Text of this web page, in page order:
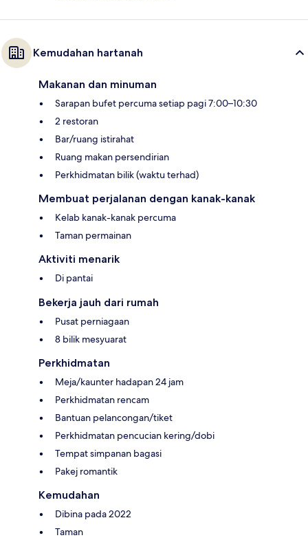
Kemudahan hartanah
Makanan dan minuman
Sarapan bufet percuma setiap pagi 7:00–10:30
2 restoran
Bar/ruang istirahat
Ruang makan persendirian
Perkhidmatan bilik (waktu terhad)
Membuat perjalanan dengan kanak-kanak
Kelab kanak-kanak percuma
Taman permainan
Aktiviti menarik
Di pantai
Bekerja jauh dari rumah
Pusat perniagaan
8 bilik mesyuarat
Perkhidmatan
Meja/kaunter hadapan 24 jam
Perkhidmatan rencam
Bantuan pelancongan/tiket
Perkhidmatan pencucian kering/dobi
Tempat simpanan bagasi
Pakej romantik
Kemudahan
Dibina pada 2022
Taman